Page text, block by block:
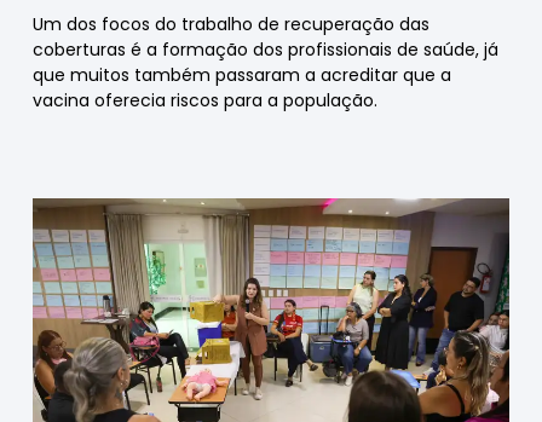
Um dos focos do trabalho de recuperação das
coberturas é a formação dos profissionais de saúde, já
que muitos também passaram a acreditar que a
vacina oferecia riscos para a população.